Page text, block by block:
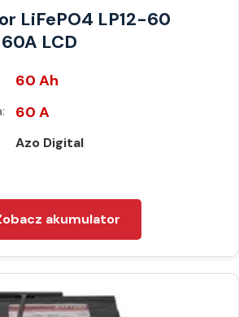
LiFePO4 LP12-60
LCD
60 Ah
60 A
Azo Digital
akumulator